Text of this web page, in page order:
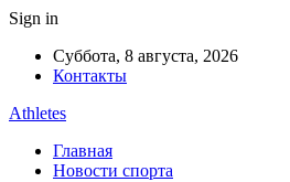
Sign in
Суббота, 8 августа, 2026
Контакты
Athletes
Главная
Новости спорта